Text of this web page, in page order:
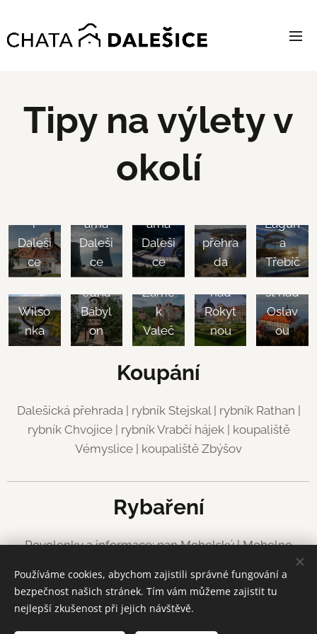
Tipy na výlety v
okolí
r
Daleši
ce
árna
Daleši
ce
Vodní
árna
Daleši
ce
–
přehra
da
Lagun
a
Třebíč
Wilso
nka
Rozhl
edna
Babyl
on
Záme
k
Valeč
k
Jarom
ěřice
nad
Rokyt
nou
Záme
k
Námě
šť nad
Oslav
ou
Koupání
Dalešická přehrada | rybník Stejskal | rybník Rathan |
rybník Chvojice | rybník Vrabčí hájek | koupaliště
Vémyslice | koupaliště Zbýšov
Rybaření
Povolenky a informace: pan Mohelský | Mohelno
Všechna práva vyhrazena 2025
Používáme cookies, abychom zajistili správné fungování a
bezpečnost našich stránek. Tím vám můžeme zajistit tu
nejlepší zkušenost při jejich návštěvě.